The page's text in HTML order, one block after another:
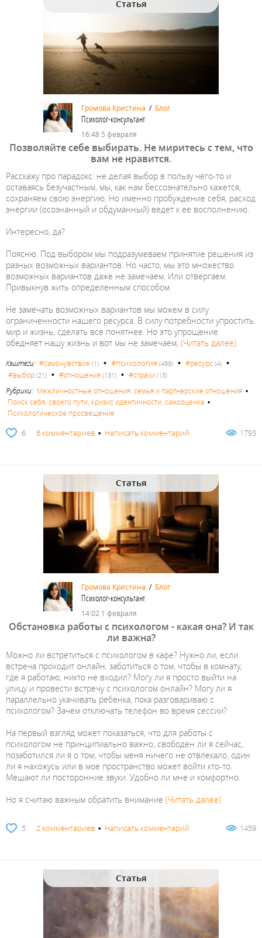
Статья
Громова Кристина / Блог
Психолог-консультант
16:48 5 февраля
Позволяйте себе выбирать. Не миритесь с тем, что
вам не нравится.
Расскажу про парадокс: не делая выбор в пользу чего-то и
оставаясь безучастным, мы, как нам бессознательно кажется,
сохраняем свою энергию. Но именно пробуждение себя, расход
энергии (осознанный и обдуманный) ведет к ее восполнению.
Интересно, да?
Поясню. Под выбором мы подразумеваем принятие решения из
разных возможных вариантов. Но часто, мы это множество
возможных вариантов даже не замечаем. Или отвергаем.
Привыкнув жить определенным способом.
Не замечать возможных вариантов мы можем в силу
ограниченности нашего ресурса. В силу потребности упростить
мир и жизнь, сделать все понятнее. Но это упрощение
обедняет нашу жизнь и вот мы не замечаем, (Читать далее)
Хэштеги: #самочувствие (1) • #психология (499) • #ресурс (4) •
#выбор (21) • #отношения (131) • #страхи (13)
Рубрики: Межличностные отношения: семья и партнерские отношения •
Поиск себя, своего пути, кризис идентичности, самооценка •
Психологическое просвещение
6 6 комментариев • Написать комментарий 1793
Статья
Громова Кристина / Блог
Психолог-консультант
14:02 1 февраля
Обстановка работы с психологом - какая она? И так
ли важна?
Можно ли встретиться с психологом в кафе? Нужно ли, если
встреча проходит онлайн, заботиться о том, чтобы в комнату,
где я работаю, никто не входил? Могу ли я просто выйти на
улицу и провести встречу с психологом онлайн? Могу ли я
параллельно укачивать ребенка, пока разговариваю с
психологом? Зачем отключать телефон во время сессии?
На первый взгляд может показаться, что для работы с
психологом не принципиально важно, свободен ли я сейчас,
позаботился ли я о том, чтобы меня ничего не отвлекало, один
ли я нахожусь или в мое пространство может войти кто-то.
Мешают ли посторонние звуки. Удобно ли мне и комфортно.
Но я считаю важным обратить внимание (Читать далее)
5 2 комментариев • Написать комментарий 1459
Статья